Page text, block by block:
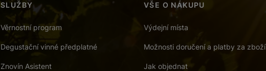
SLUŽBY
Věrnostní program
Degustační vinné předplatné
Znovín Asistent
VŠE O NÁKUPU
Výdejní místa
Možnosti doručení a platby za zboží
Jak objednat